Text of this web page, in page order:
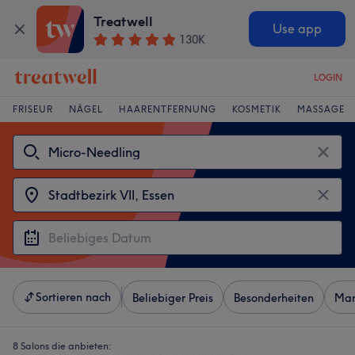
Treatwell
130K
Use app
LOGIN
FRISEUR NÄGEL HAARENTFERNUNG KOSMETIK MASSAGE
Sortieren nach Beliebiger Preis Besonderheiten
8 Salons die anbieten: